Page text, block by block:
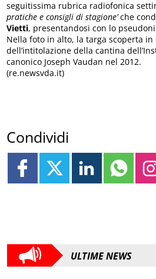
seguitissima rubrica radiofonica
pratiche e consigli di stagione’che
Vietti, presentandosi con lo
Nella foto in alto, la targa scoperta in
dell’intitolazione della cantina
canonico Joseph Vaudan nel 2012.
(re.newsvda.it)
Condividi
ULTIME NEWS